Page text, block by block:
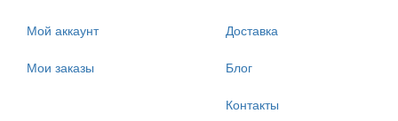
Мой аккаунт
Мои заказы
Доставка
Блог
Контакты